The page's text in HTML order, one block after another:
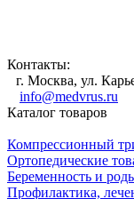
Контакты:
г. Москва, ул.
info@medvrus.ru
Каталог товаров
Компрессионный
Ортопедические
Беременность и
Профилактика,